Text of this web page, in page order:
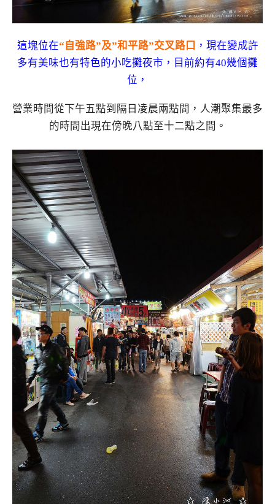
這塊位在“自強路”及”和平路”交叉路口 ，現在變成許
多有美味也有特色的小吃攤夜市，目前約有40幾個攤
位，
營業時間從下午五點到隔日凌晨兩點間，人潮聚集最多
的時間出現在傍晚八點至十二點之間。